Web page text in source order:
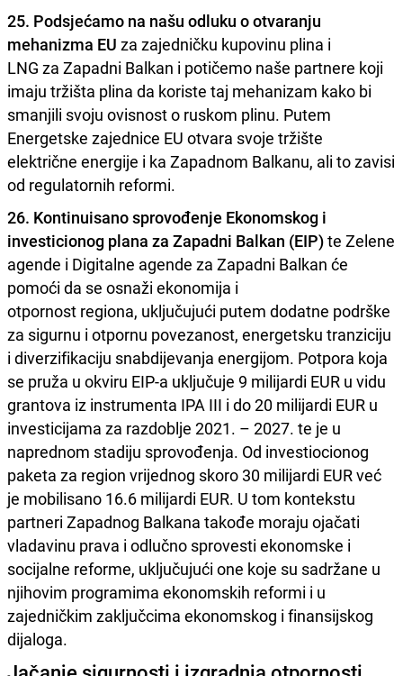
25. Podsjećamo na našu odluku o otvaranju
mehanizma EU za zajedničku kupovinu plina i
LNG za Zapadni Balkan i potičemo naše partnere koji
imaju tržišta plina da koriste taj mehanizam kako bi
smanjili svoju ovisnost o ruskom plinu. Putem
Energetske zajednice EU otvara svoje tržište
električne energije i ka Zapadnom Balkanu, ali to zavisi
od regulatornih reformi.
26. Kontinuisano sprovođenje Ekonomskog i
investicionog plana za Zapadni Balkan (EIP)te Zelene
agende i Digitalne agende za Zapadni Balkan će
pomoći da se osnaži ekonomija i
otpornost regiona, uključujući putem dodatne podrške
za sigurnu i otpornu povezanost, energetsku tranziciju
i diverzifikaciju snabdijevanja energijom. Potpora koja
se pruža u okviru EIP-a uključuje 9 milijardi EUR u vidu
grantova iz instrumenta IPA III i do 20 milijardi EUR u
investicijama za razdoblje 2021. – 2027. te je u
naprednom stadiju sprovođenja. Od investiocionog
paketa za region vrijednog skoro 30 milijardi EUR već
je mobilisano 16.6 milijardi EUR. U tom kontekstu
partneri Zapadnog Balkana takođe moraju ojačati
vladavinu prava i odlučno sprovesti ekonomske i
socijalne reforme, uključujući one koje su sadržane u
njihovim programima ekonomskih reformi i u
zajedničkim zaključcima ekonomskog i finansijskog
dijaloga.